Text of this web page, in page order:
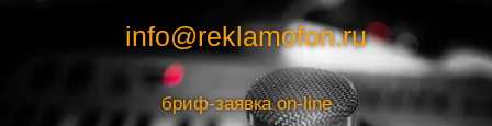
info@reklamofon.ru
бриф-заявка on-line